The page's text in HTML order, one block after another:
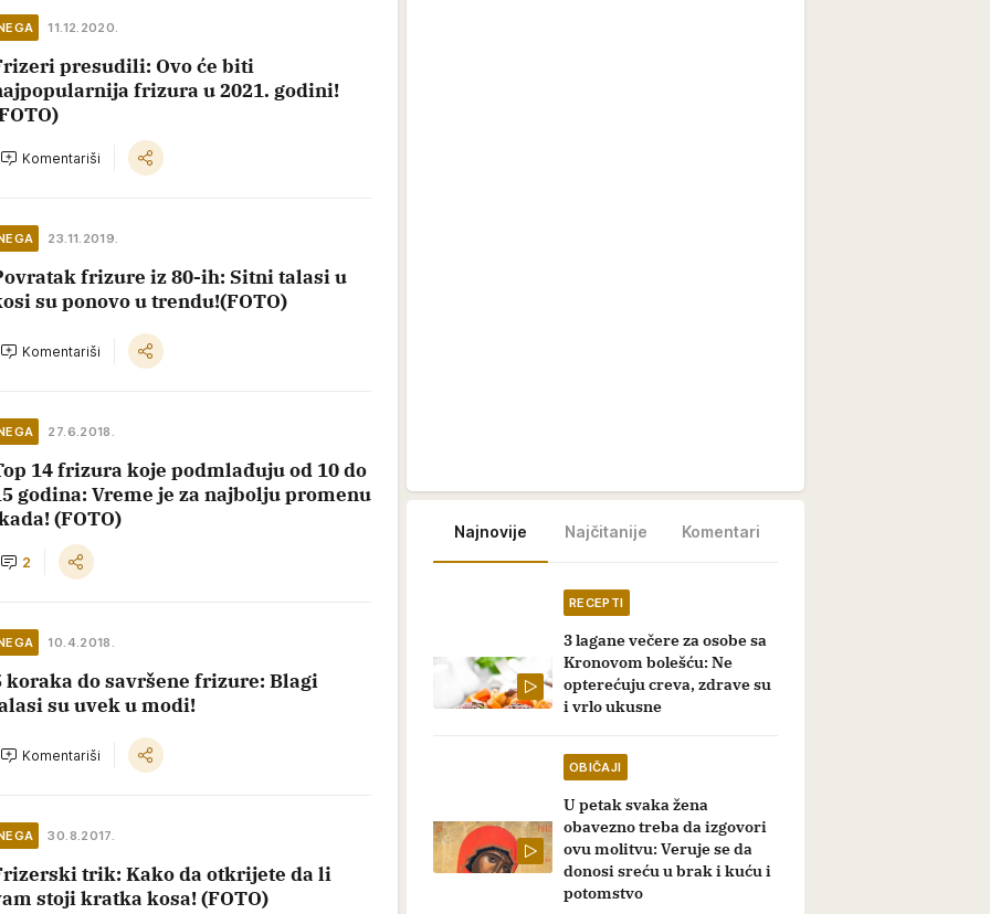
11.12.2020.
presudili: Ovo će biti
frizura u 2021. godini!
Komentariši
23.11.2019.
frizure iz 80-ih: Sitni talasi u
su ponovo u trendu!(FOTO)
Komentariši
27.6.2018.
14 frizura koje podmlađuju od 10 do
godina: Vreme je za najbolju promenu
(FOTO)
2
10.4.2018.
koraka do savršene frizure: Blagi
su uvek u modi!
Komentariši
30.8.2017.
trik: Kako da otkrijete da li
stoji kratka kosa! (FOTO)
Najnovije Najčitanije Komentari
RECEPTI
3 lagane večere za osobe sa
Kronovom bolešću: Ne
opterećuju creva, zdrave su
i vrlo ukusne
OBIČAJI
U petak svaka žena
obavezno treba da izgovori
ovu molitvu: Veruje se da
donosi sreću u brak i kuću i
potomstvo